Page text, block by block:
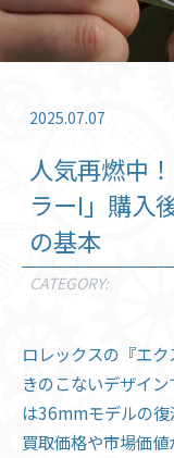
2025.07.07
人気再燃中
ラーI」購入
の基本
CATEGORY:
ロレックスの『エ
きのこないデザイ
は36mmモデルの復
買取価格や市場価値